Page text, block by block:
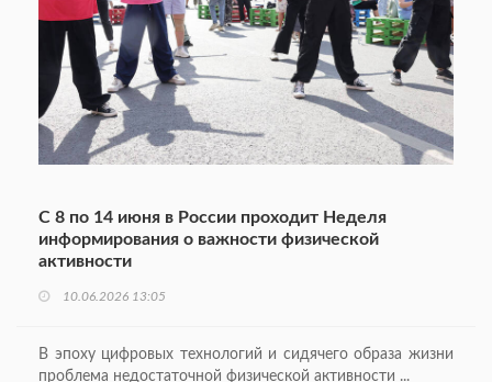
С 8 по 14 июня в России проходит Неделя
информирования о важности физической
активности
10.06.2026 13:05
В эпоху цифровых технологий и сидячего образа жизни
проблема недостаточной физической активности ...